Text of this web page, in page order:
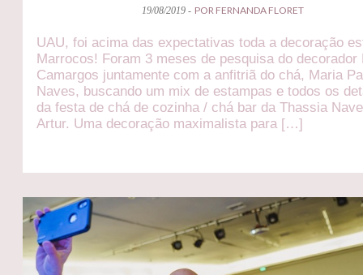
19/08/2019 - POR FERNANDA FLORET
UAU, foi acima das expectativas toda a decoração
Marrocos! Foram 3 meses de pesquisa do decorador
Camargos juntamente com a anfitriã do chá, Maria
Naves, buscando um mix de estampas e todos os
da festa de chá de cozinha / chá bar da Thassia
Artur. Uma decoração maximalista para […]